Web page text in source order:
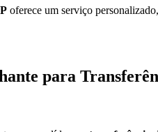
oferece um serviço
para